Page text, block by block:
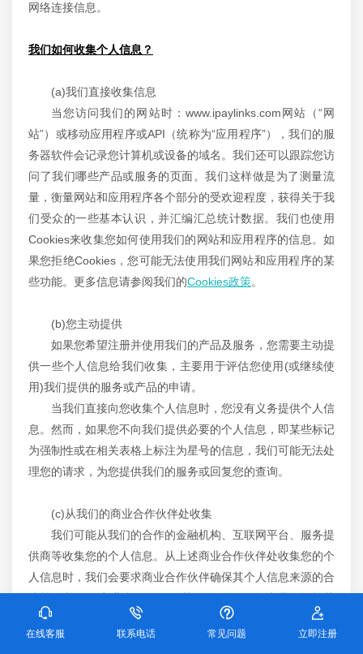
在线客服 联系电话 常见问题 立即注册
网络连接信息。
我们如何收集个人信息？
(a)我们直接收集信息
当您访问我们的网站时：www.ipaylinks.com网站（“网
站”）或移动应用程序或API（统称为“应用程序”），我们的服
务器软件会记录您计算机或设备的域名。我们还可以跟踪您访
问了我们哪些产品或服务的页面。我们这样做是为了测量流
量，衡量网站和应用程序各个部分的受欢迎程度，获得关于我
们受众的一些基本认识，并汇编汇总统计数据。我们也使用
Cookies来收集您如何使用我们的网站和应用程序的信息。如
果您拒绝Cookies，您可能无法使用我们网站和应用程序的某
些功能。更多信息请参阅我们的Cookies政策。
(b)您主动提供
如果您希望注册并使用我们的产品及服务，您需要主动提
供一些个人信息给我们收集，主要用于评估您使用(或继续使
用)我们提供的服务或产品的申请。
当我们直接向您收集个人信息时，您没有义务提供个人信
息。然而，如果您不向我们提供必要的个人信息，即某些标记
为强制性或在相关表格上标注为星号的信息，我们可能无法处
理您的请求，为您提供我们的服务或回复您的查询。
(c)从我们的商业合作伙伴处收集
我们可能从我们的合作的金融机构、互联网平台、服务提
供商等收集您的个人信息。从上述商业合作伙伴处收集您的个
人信息时，我们会要求商业合作伙伴确保其个人信息来源的合
围。如我们对您的个人信息的处理活动超出已获得的授权范围
的，我们将重新取得您的同意。